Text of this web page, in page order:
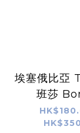
埃塞俄比亞
班莎
Mountain
氧果皮浸